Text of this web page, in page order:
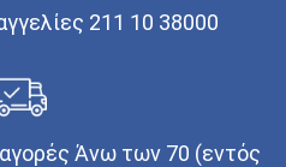
211 10 38000
Άνω των 70 (εντός